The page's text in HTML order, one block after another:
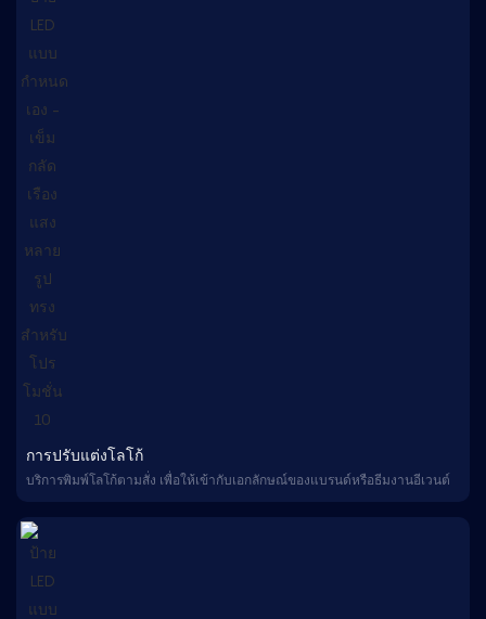
การปรับแต่งโลโก้
บริการพิมพ์โลโก้ตามสั่ง เพื่อให้เข้ากับเอกลักษณ์ของแบรนด์หรือธีมงานอีเวนต์